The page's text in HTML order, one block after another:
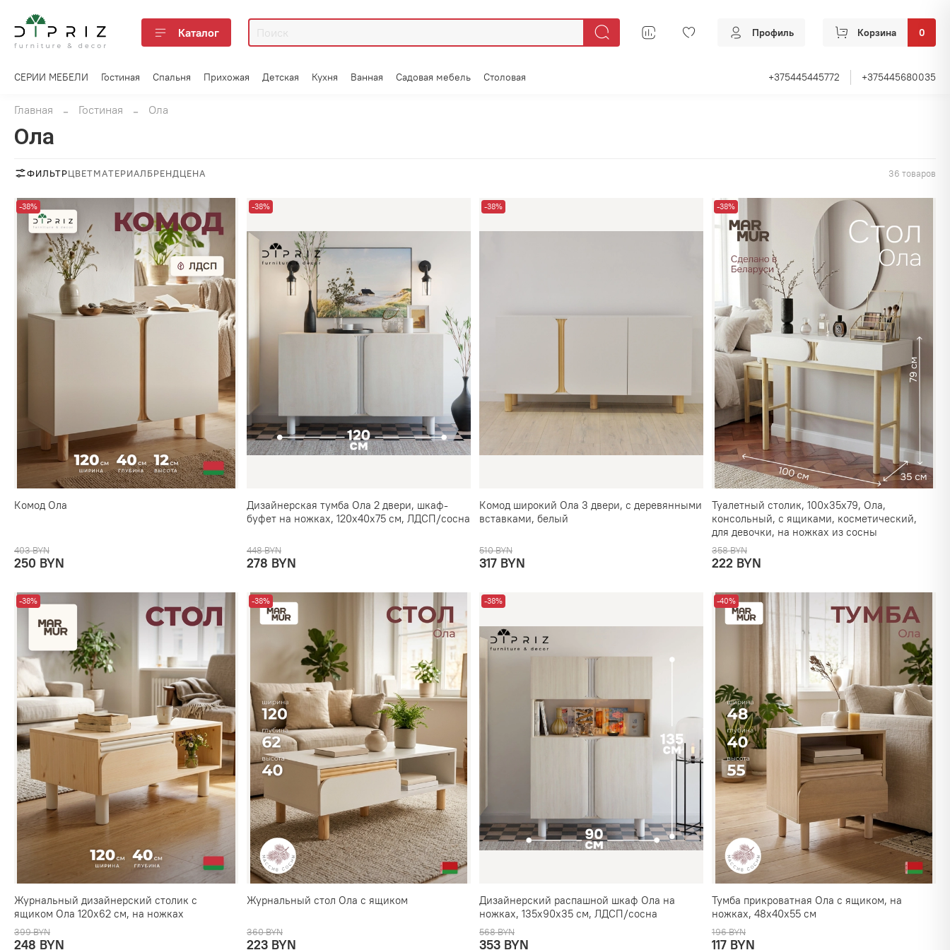
Каталог Профиль Корзина 0
СЕРИИ МЕБЕЛИ Гостиная Спальня Прихожая Детская Кухня Ванная Садовая мебель Столовая +375445445772 +375445680035
Главная Гостиная Ола
Ола
ФИЛЬТРЦВЕТМАТЕРИАЛБРЕНДЦЕНА 36 товаров
-38%
Комод Ола
403 BYN
250 BYN
-38%
Дизайнерская тумба Ола 2 двери, шкаф-
буфет на ножках, 120х40х75 см, ЛДСП/сосна
448 BYN
278 BYN
-38%
Комод широкий Ола 3 двери, с деревянными
вставками, белый
510 BYN
317 BYN
-38%
Туалетный столик, 100х35х79, Ола,
консольный, с ящиками, косметический,
для девочки, на ножках из сосны
358 BYN
222 BYN
-38%
Журнальный дизайнерский столик с
ящиком Ола 120х62 см, на ножках
399 BYN
248 BYN
-38%
Журнальный стол Ола с ящиком
360 BYN
223 BYN
-38%
Дизайнерский распашной шкаф Ола на
ножках, 135х90х35 см, ЛДСП/сосна
568 BYN
353 BYN
-40%
Тумба прикроватная Ола с ящиком, на
ножках, 48х40х55 см
196 BYN
117 BYN